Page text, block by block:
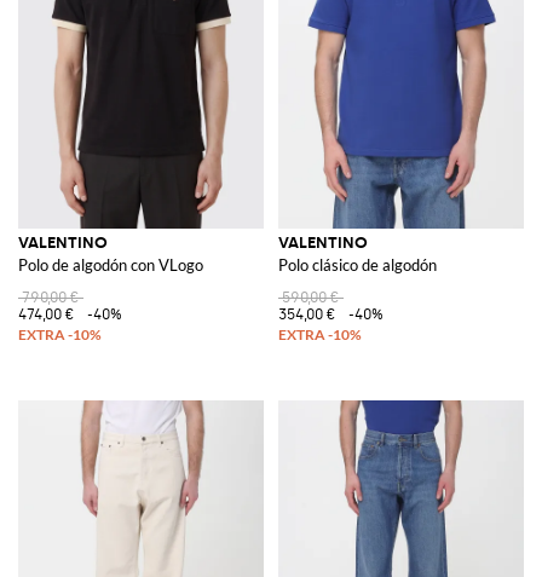
VALENTINO
Polo de algodón con VLogo
790,00 €
474,00 €
-40%
VALENTINO
Polo clásico de algodón
590,00 €
354,00 €
-40%